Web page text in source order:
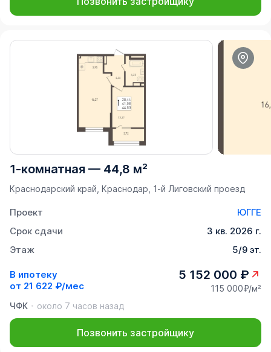
1-комнатная — 44,8 м²
Краснодарский край, Краснодар, 1-й Лиговский проезд
Проект
ЮГГЕ
Срок сдачи
3 кв. 2026 г.
Этаж
5/9 эт.
В ипотеку
от 21 622 ₽/мес
5 152 000 ₽
115 000₽/м²
ЧФК
около 7 часов назад
Позвонить застройщику